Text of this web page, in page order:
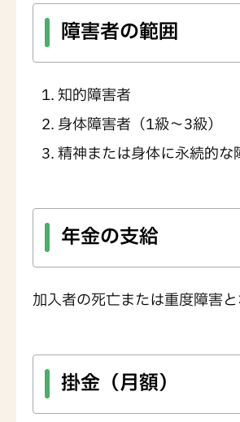
障害者の範囲
知的障害者
身体障害者（1級～3級）
精神または身体に永続的
年金の支給
加入者の死亡または重度障害
掛金（月額）